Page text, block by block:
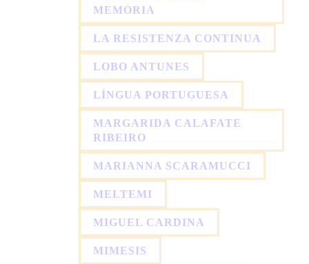
MEMORIA
LA RESISTENZA CONTINUA
LOBO ANTUNES
LÍNGUA PORTUGUESA
MARGARIDA CALAFATE
RIBEIRO
MARIANNA SCARAMUCCI
MELTEMI
MIGUEL CARDINA
MIMESIS